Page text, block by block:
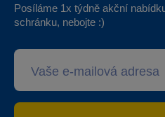
Posíláme 1x týdně akční
schránku, nebojte :)